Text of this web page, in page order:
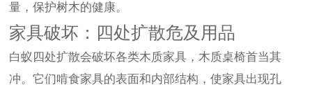
量，保护树木的健康。
家具破坏：四处扩散危及用品
白蚁四处扩散会破坏各类木质家具，木质桌椅首当其
冲。它们啃食家具的表面和内部结构，使家具出现孔